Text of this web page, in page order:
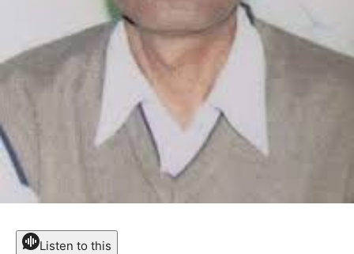
Listen to this